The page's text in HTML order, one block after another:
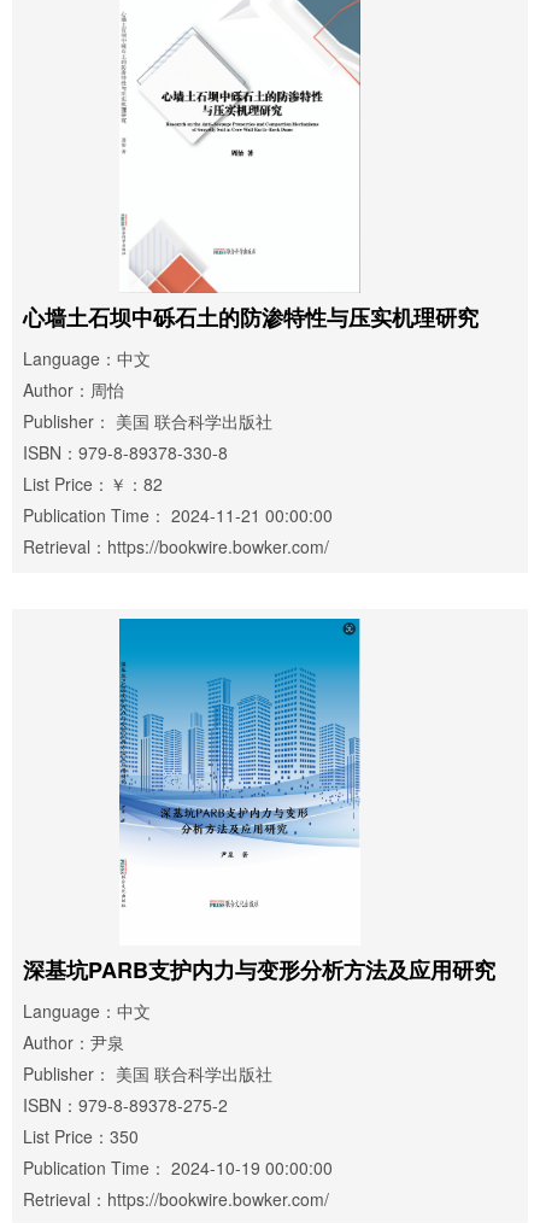
心墙土石坝中砾石土的防渗特性与压实机理研究
Language：中文
Author：周怡
Publisher： 美国 联合科学出版社
ISBN：979-8-89378-330-8
List Price：￥：82
Publication Time： 2024-11-21 00:00:00
Retrieval：https://bookwire.bowker.com/
深基坑PARB支护内力与变形分析方法及应用研究
Language：中文
Author：尹泉
Publisher： 美国 联合科学出版社
ISBN：979-8-89378-275-2
List Price：350
Publication Time： 2024-10-19 00:00:00
Retrieval：https://bookwire.bowker.com/